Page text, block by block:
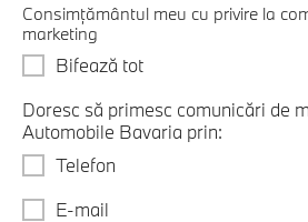
Consimțământul meu cu privire la
marketing
Bifează tot
Doresc să primesc comunicări de
Automobile Bavaria prin:
Telefon
E-mail